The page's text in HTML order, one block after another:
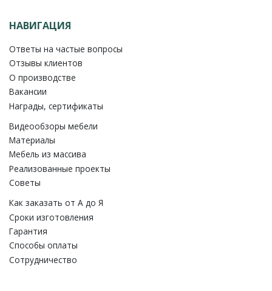
НАВИГАЦИЯ
Ответы на частые вопросы
Отзывы клиентов
О производстве
Вакансии
Награды, сертификаты
Видеообзоры мебели
Материалы
Мебель из массива
Реализованные проекты
Советы
Как заказать от A до Я
Сроки изготовления
Гарантия
Способы оплаты
Сотрудничество